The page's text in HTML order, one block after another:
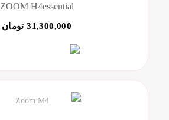
ZOOM H4essential
31,300,000 تومان